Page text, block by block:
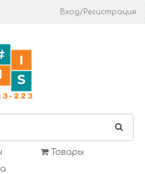
Вход/Регистрация
Товары